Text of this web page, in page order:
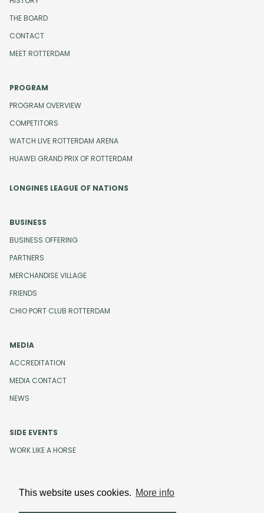
This website uses cookies. More info
THE BOARD
CONTACT
MEET ROTTERDAM
PROGRAM
PROGRAM OVERVIEW
COMPETITORS
WATCH LIVE ROTTERDAM ARENA
HUAWEI GRAND PRIX OF ROTTERDAM
LONGINES LEAGUE OF NATIONS
BUSINESS
BUSINESS OFFERING
PARTNERS
MERCHANDISE VILLAGE
FRIENDS
CHIO PORT CLUB ROTTERDAM
MEDIA
ACCREDITATION
MEDIA CONTACT
NEWS
SIDE EVENTS
WORK LIKE A HORSE
Design and development byBeeldr